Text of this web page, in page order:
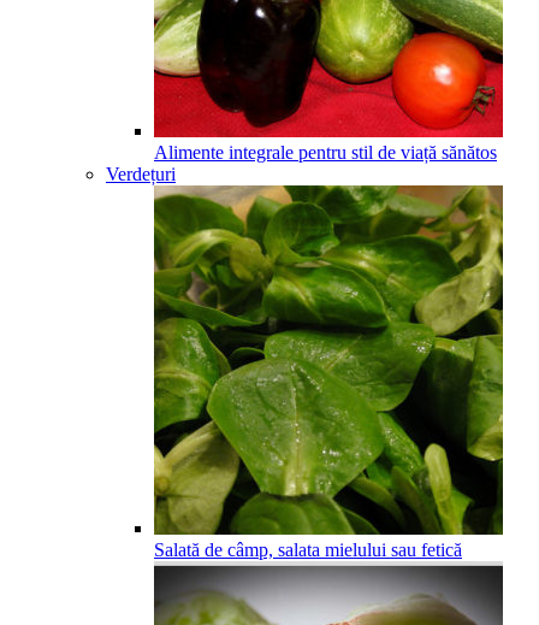
Alimente integrale pentru stil de viață sănătos
Verdețuri
Salată de câmp, salata mielului sau fetică